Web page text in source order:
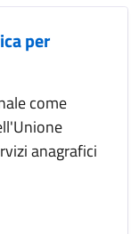
per
come
anagrafici